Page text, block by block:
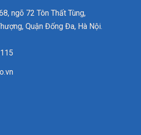
ngõ 72 Tôn Thất Tùng,
Quận Đống Đa, Hà Nội.